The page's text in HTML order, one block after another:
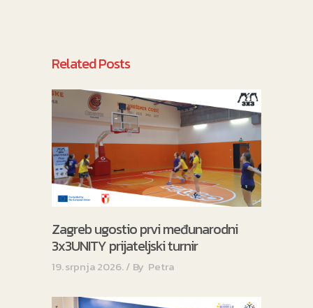
Related Posts
Zagreb ugostio prvi međunarodni
3x3UNITY prijateljski turnir
19. srpnja 2026. By Petra